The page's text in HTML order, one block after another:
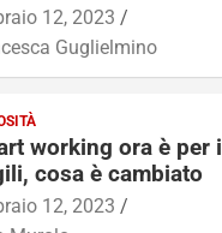
12, 2023
Guglielmino
working ora è per i
cosa è cambiato
12, 2023